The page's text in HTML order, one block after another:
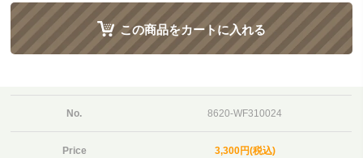
この商品をカートに入れる
No. 8620-WF310024
Price 3,300円(税込)